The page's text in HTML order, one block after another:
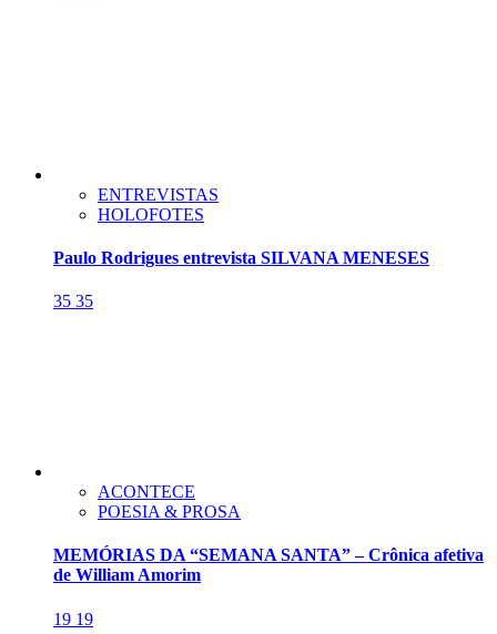
ENTREVISTAS
HOLOFOTES
Paulo Rodrigues entrevista SILVANA MENESES
35 35
ACONTECE
POESIA & PROSA
MEMÓRIAS DA “SEMANA SANTA” – Crônica afetiva
de William Amorim
19 19